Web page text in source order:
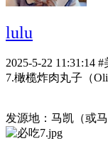
lulu
2025-5-22 11:31:14 #
7.橄榄炸肉丸子（
发源地：马凯（或马